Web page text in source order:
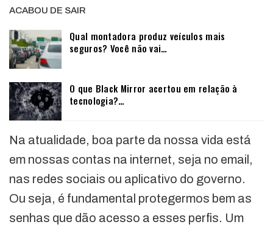
ACABOU DE SAIR
Qual montadora produz veículos mais
seguros? Você não vai…
O que Black Mirror acertou em relação à
tecnologia?…
Na atualidade, boa parte da nossa vida está
em nossas contas na internet, seja no email,
nas redes sociais ou aplicativo do governo.
Ou seja, é fundamental protegermos bem as
senhas que dão acesso a esses perfis. Um